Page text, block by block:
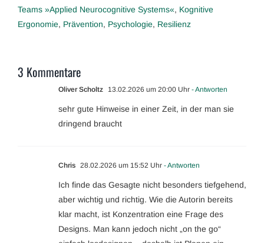
Teams »Applied Neurocognitive Systems«, Kognitive
Ergonomie, Prävention, Psychologie, Resilienz
3 Kommentare
Oliver Scholtz 13.02.2026 um 20:00 Uhr - Antworten
sehr gute Hinweise in einer Zeit, in der man sie
dringend braucht
Chris 28.02.2026 um 15:52 Uhr - Antworten
Ich finde das Gesagte nicht besonders tiefgehend,
aber wichtig und richtig. Wie die Autorin bereits
klar macht, ist Konzentration eine Frage des
Designs. Man kann jedoch nicht „on the go“